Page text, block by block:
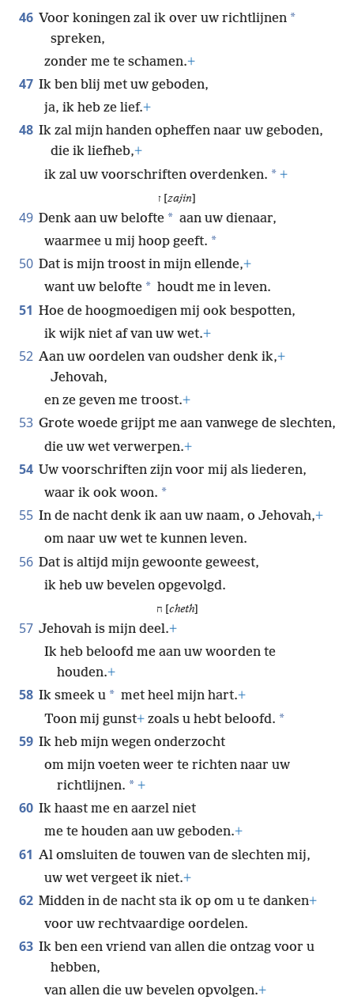
46 Voor koningen zal ik over uw richtlijnen *
spreken,
zonder me te schamen.+
47 Ik ben blij met uw geboden,
ja, ik heb ze lief.+
48 Ik zal mijn handen opheffen naar uw geboden,
die ik liefheb,+
ik zal uw voorschriften overdenken. * +
ז [zajin]
49 Denk aan uw belofte * aan uw dienaar,
waarmee u mij hoop geeft. *
50 Dat is mijn troost in mijn ellende,+
want uw belofte * houdt me in leven.
51 Hoe de hoogmoedigen mij ook bespotten,
ik wijk niet af van uw wet.+
52 Aan uw oordelen van oudsher denk ik,+
Jehovah,
en ze geven me troost.+
53 Grote woede grijpt me aan vanwege de slechten,
die uw wet verwerpen.+
54 Uw voorschriften zijn voor mij als liederen,
waar ik ook woon. *
55 In de nacht denk ik aan uw naam, o Jehovah,+
om naar uw wet te kunnen leven.
56 Dat is altijd mijn gewoonte geweest,
ik heb uw bevelen opgevolgd.
ח [cheth]
57 Jehovah is mijn deel.+
Ik heb beloofd me aan uw woorden te
houden.+
58 Ik smeek u * met heel mijn hart.+
Toon mij gunst+ zoals u hebt beloofd. *
59 Ik heb mijn wegen onderzocht
om mijn voeten weer te richten naar uw
richtlijnen. * +
60 Ik haast me en aarzel niet
me te houden aan uw geboden.+
61 Al omsluiten de touwen van de slechten mij,
uw wet vergeet ik niet.+
62 Midden in de nacht sta ik op om u te danken+
voor uw rechtvaardige oordelen.
63 Ik ben een vriend van allen die ontzag voor u
hebben,
van allen die uw bevelen opvolgen.+